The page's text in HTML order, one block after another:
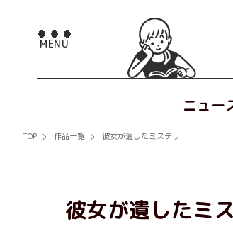
ニュー
TOP 作品一覧 彼女が遺したミステリ
彼女が遺したミ